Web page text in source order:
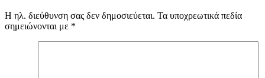
Η ηλ. διεύθυνση σας δεν δημοσιεύεται. Τα υποχρεωτικά πεδία
σημειώνονται με *